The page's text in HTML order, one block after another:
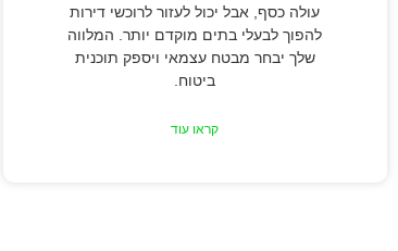
עולה כסף, אבל יכול לעזור לרוכשי דירות
להפוך לבעלי בתים מוקדם יותר. המלווה
שלך יבחר מבטח עצמאי ויספק תוכנית
ביטוח.
קראו עוד